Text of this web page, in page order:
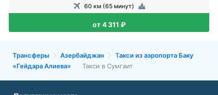
60 км (65 минут)
от 4 311 ₽
Трансферы Азербайджан
Такси из аэропорта Баку
«Гейдара Алиева»
Такси в Сумгаит